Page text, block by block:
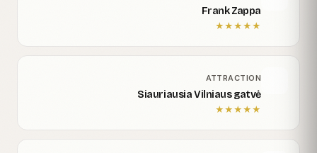
Frank Zappa
★
★
★
★
★
ATTRACTION
Siauriausia Vilniaus gatvė
★
★
★
★
★